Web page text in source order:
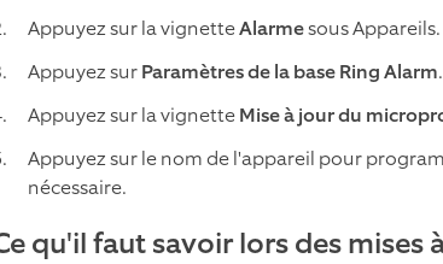
Appuyez sur la vignetteAlarmesous Appareils.
Appuyez surParamètres de la base Ring Alarm.
Appuyez sur la vignetteMise à jour du
Appuyez sur le nom de l'appareil pour
nécessaire.
qu'il faut savoir lors des